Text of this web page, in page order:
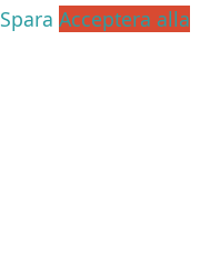
Spara Acceptera alla